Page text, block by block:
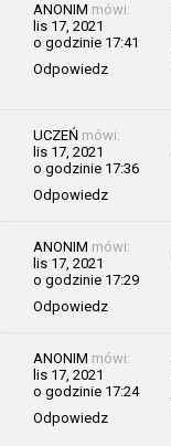
ANONIM mówi:
lis 17, 2021
o godzinie 17:41
Odpowiedz
UCZEŃ mówi:
lis 17, 2021
o godzinie 17:36
Odpowiedz
ANONIM mówi:
lis 17, 2021
o godzinie 17:29
Odpowiedz
ANONIM mówi:
lis 17, 2021
o godzinie 17:24
Odpowiedz